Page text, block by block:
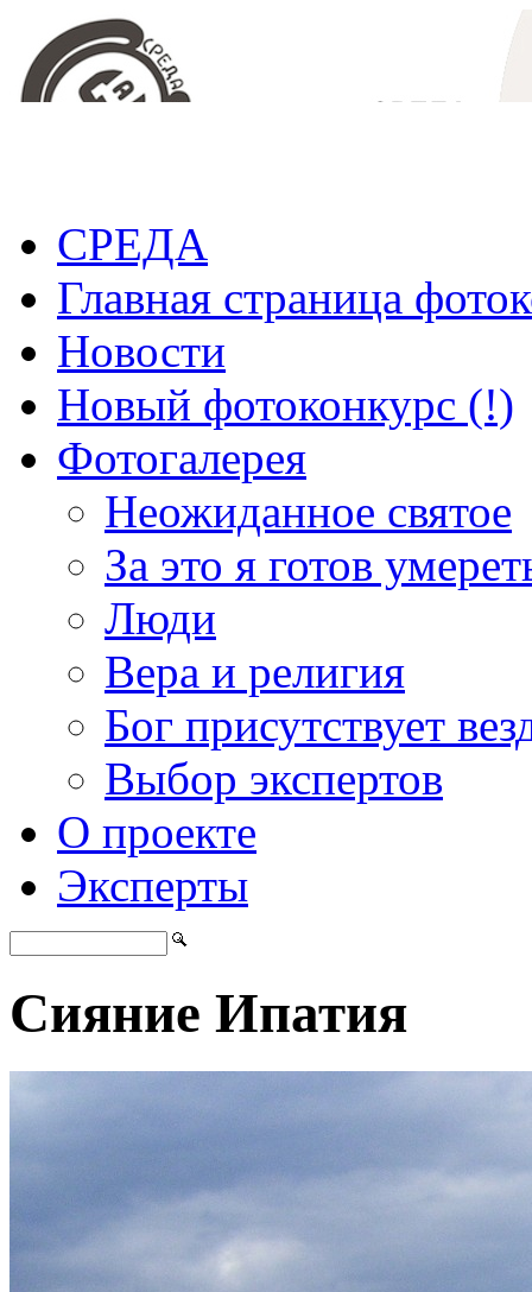
СРЕДА
Главная страница
Новости
Новый фотоконкурс (!)
Фотогалерея
Неожиданное святое
За это я готов
Люди
Вера и религия
Бог присутствует
Выбор экспертов
О проекте
Эксперты
Сияние Ипатия